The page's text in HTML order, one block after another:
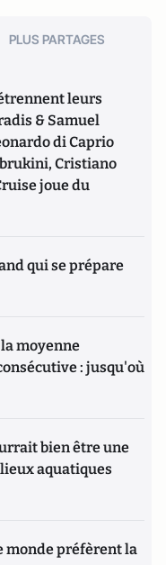
PLUS PARTAGES
leurs
& Samuel
di Caprio
Cristiano
joue du
qui se prépare
moyenne
: jusqu'où
bien être une
aquatiques
monde préfèrent la